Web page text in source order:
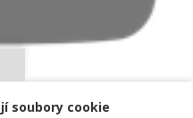
soubory cookie